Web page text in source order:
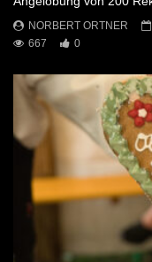
NORBERT ORTNER
667
0